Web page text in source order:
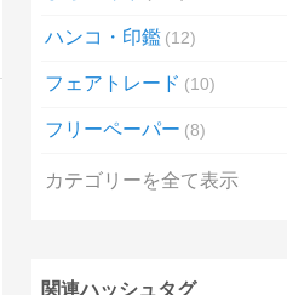
ハンコ・印鑑 12
フェアトレード 10
フリーペーパー 8
カテゴリーを全て表示
関連ハッシュタグ